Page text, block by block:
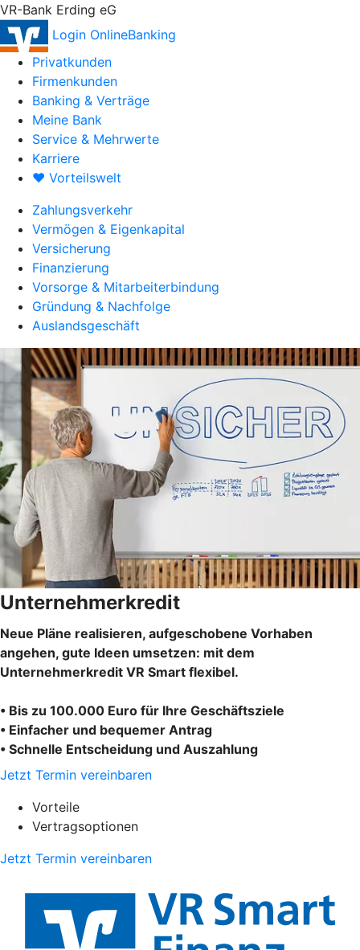
VR-Bank Erding eG
Login OnlineBanking
Privatkunden
Firmenkunden
Banking & Verträge
Meine Bank
Service & Mehrwerte
Karriere
♥ Vorteilswelt
Zahlungsverkehr
Vermögen & Eigenkapital
Versicherung
Finanzierung
Vorsorge & Mitarbeiterbindung
Gründung & Nachfolge
Auslandsgeschäft
Unternehmerkredit
Neue Pläne realisieren, aufgeschobene Vorhaben
angehen, gute Ideen umsetzen: mit dem
Unternehmerkredit VR Smart flexibel.
• Bis zu 100.000 Euro für Ihre Geschäftsziele
• Einfacher und bequemer Antrag
• Schnelle Entscheidung und Auszahlung
Jetzt Termin vereinbaren
Vorteile
Vertragsoptionen
Jetzt Termin vereinbaren